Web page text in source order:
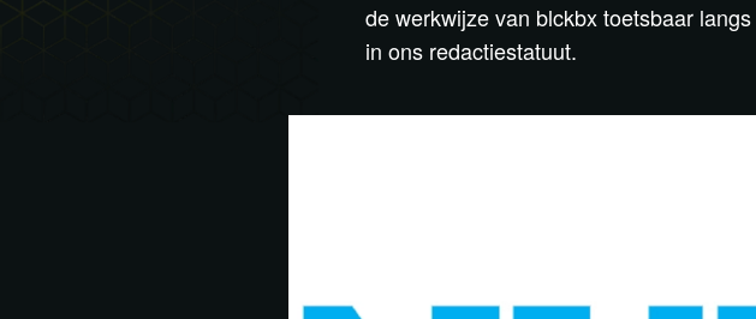
de werkwijze van blckbx toetsbaar
in ons redactiestatuut.